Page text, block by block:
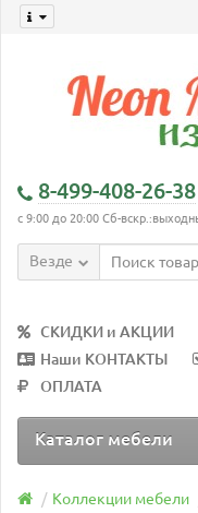
8-499-408-26-38
с 9:00 до 20:00 Сб-
Везде
СКИДКИ и АКЦИИ
Наши КОНТАКТЫ
ОПЛАТА
Каталог мебели
Коллекции мебели